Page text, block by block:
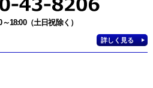
～18:00（土日祝除く）
詳しく見る